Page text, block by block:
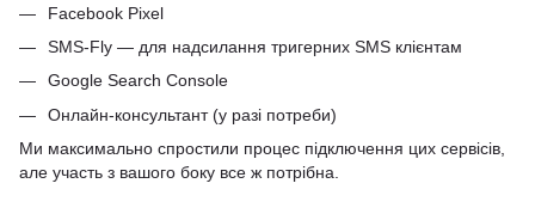
Facebook Pixel
SMS-Fly — для надсилання тригерних SMS клієнтам
Google Search Console
Онлайн-консультант (у разі потреби)
Ми максимально спростили процес підключення цих сервісів,
але участь з вашого боку все ж потрібна.